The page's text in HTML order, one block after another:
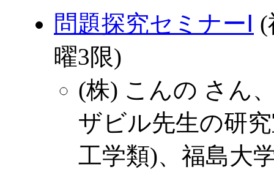
問題探究セミナーⅠ (
曜3限)
(株) こんの さん
ザビル先生の研
工学類)、福島大